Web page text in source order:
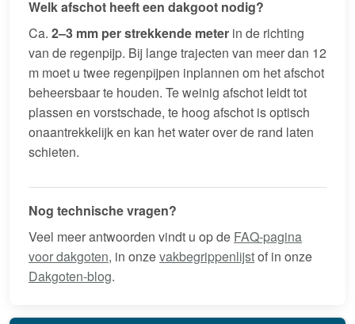
Welk afschot heeft een dakgoot nodig?
Ca. 2–3 mm per strekkende meter in de richting
van de regenpijp. Bij lange trajecten van meer dan 12
m moet u twee regenpijpen inplannen om het afschot
beheersbaar te houden. Te weinig afschot leidt tot
plassen en vorstschade, te hoog afschot is optisch
onaantrekkelijk en kan het water over de rand laten
schieten.
Nog technische vragen?
Veel meer antwoorden vindt u op de FAQ-pagina
voor dakgoten, in onzevakbegrippenlijstof in onze
Dakgoten-blog.